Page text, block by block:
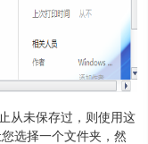
从未保存过，则使用这
选择一个文件夹，然